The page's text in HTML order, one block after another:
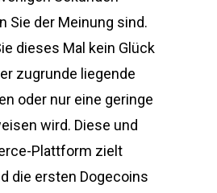
Sie der Meinung sind.
dieses Mal kein Glück
zugrunde liegende
oder nur eine geringe
wird. Diese und
Plattform zielt
die ersten Dogecoins